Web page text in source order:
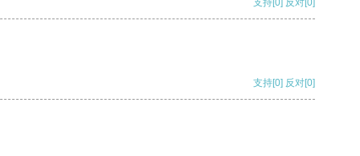
支持 [0] 反对 [0]
支持[0] 反对[0]